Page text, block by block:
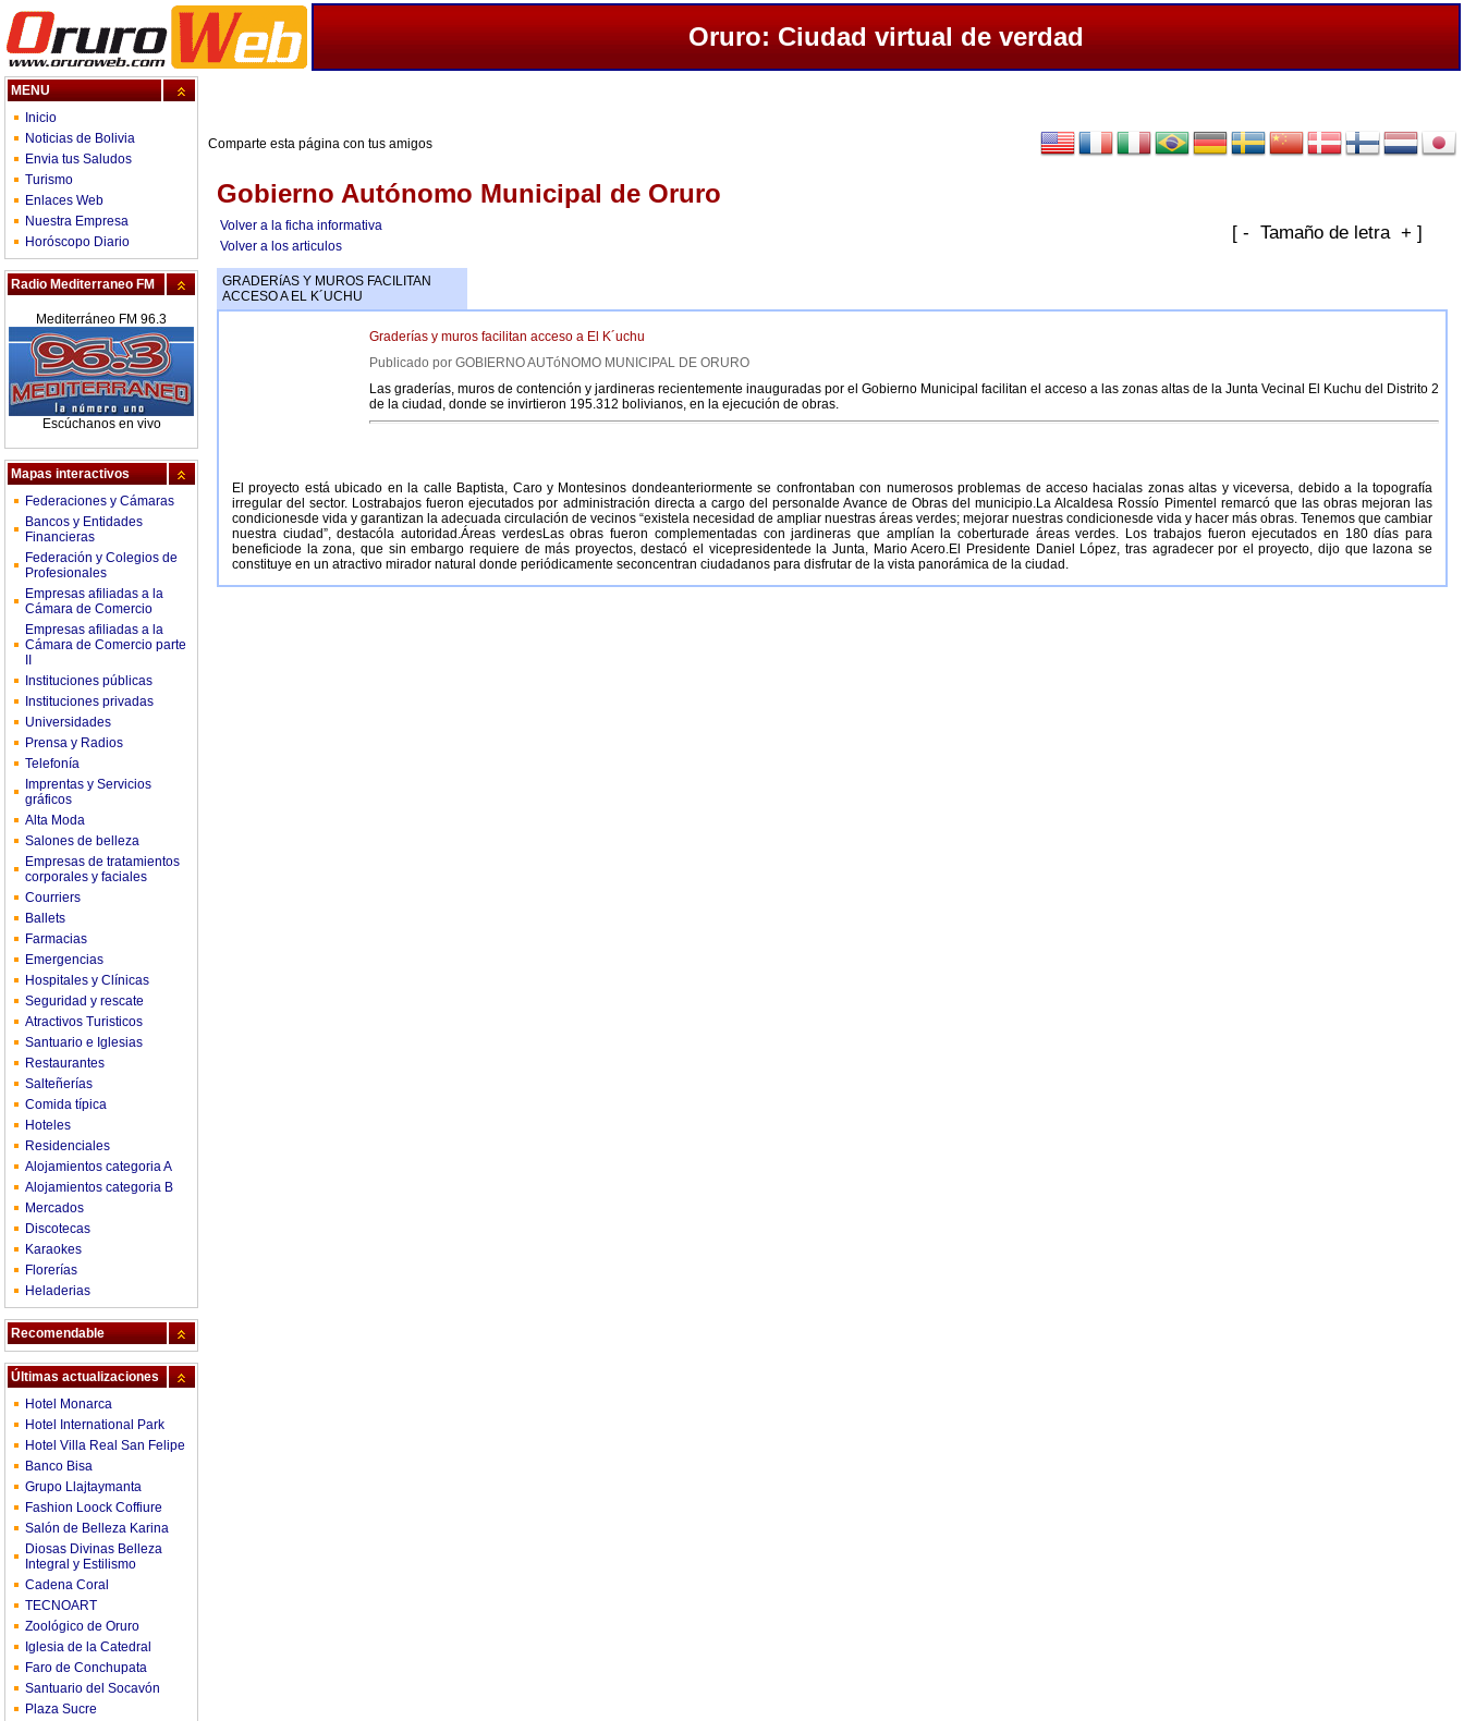
Oruro: Ciudad virtual de verdad
MENU
Inicio
Noticias de Bolivia
Envia tus Saludos
Turismo
Enlaces Web
Nuestra Empresa
Horóscopo Diario
Radio Mediterraneo FM
Mediterráneo FM 96.3
Escúchanos en vivo
Mapas interactivos
Federaciones y Cámaras
Bancos y Entidades
Financieras
Federación y Colegios de
Profesionales
Empresas afiliadas a la
Cámara de Comercio
Empresas afiliadas a la
Cámara de Comercio parte
Instituciones públicas
Instituciones privadas
Universidades
Prensa y Radios
Telefonía
Imprentas y Servicios
gráficos
Alta Moda
Salones de belleza
Empresas de tratamientos
corporales y faciales
Courriers
Ballets
Farmacias
Emergencias
Hospitales y Clínicas
Seguridad y rescate
Atractivos Turisticos
Santuario e Iglesias
Restaurantes
Salteñerías
Comida típica
Hoteles
Residenciales
Alojamientos categoria A
Alojamientos categoria B
Mercados
Discotecas
Karaokes
Florerías
Heladerias
Recomendable
Últimas actualizaciones
Hotel Monarca
Hotel International Park
Hotel Villa Real San Felipe
Banco Bisa
Grupo Llajtaymanta
Fashion Loock Coffiure
Salón de Belleza Karina
Diosas Divinas Belleza
Integral y Estilismo
Cadena Coral
TECNOART
Zoológico de Oruro
Iglesia de la Catedral
Faro de Conchupata
Santuario del Socavón
Plaza Sucre
Comparte esta página con tus amigos
Gobierno Autónomo Municipal de Oruro
Volver a la ficha informativa
Volver a los articulos
[ - Tamaño de letra + ]
GRADERíAS Y MUROS FACILITAN
ACCESO A EL K´UCHU
Graderías y muros facilitan acceso a El K´uchu
Publicado por GOBIERNO AUTóNOMO MUNICIPAL DE ORURO
Las graderías, muros de contención y jardineras recientemente inauguradas por el Gobierno Municipal facilitan el acceso a las zonas altas de la Junta Vecinal El Kuchu del Distrito 2
de la ciudad, donde se invirtieron 195.312 bolivianos, en la ejecución de obras.
El proyecto está ubicado en la calle Baptista, Caro y Montesinos dondeanteriormente se confrontaban con numerosos problemas de acceso hacialas zonas altas y viceversa, debido a la topografía
irregular del sector. Lostrabajos fueron ejecutados por administración directa a cargo del personalde Avance de Obras del municipio.La Alcaldesa Rossío Pimentel remarcó que las obras mejoran las
condicionesde vida y garantizan la adecuada circulación de vecinos “existela necesidad de ampliar nuestras áreas verdes; mejorar nuestras condicionesde vida y hacer más obras. Tenemos que cambiar
nuestra ciudad”, destacóla autoridad.Áreas verdesLas obras fueron complementadas con jardineras que amplían la coberturade áreas verdes. Los trabajos fueron ejecutados en 180 días para
beneficiode la zona, que sin embargo requiere de más proyectos, destacó el vicepresidentede la Junta, Mario Acero.El Presidente Daniel López, tras agradecer por el proyecto, dijo que lazona se
constituye en un atractivo mirador natural donde periódicamente seconcentran ciudadanos para disfrutar de la vista panorámica de la ciudad.